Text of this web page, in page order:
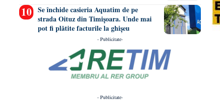
Se închide casieria Aquatim de pe
strada Oituz din Timișoara. Unde mai
pot fi plătite facturile la ghișeu
- Publicitate-
- Publicitate-